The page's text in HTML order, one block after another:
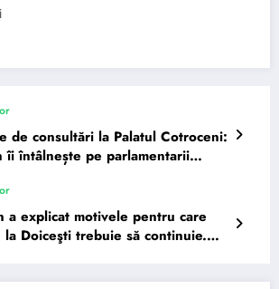
de consultări la Palatul Cotroceni:
îi întâlnește pe parlamentarii
a explicat motivele pentru care
Doiceşti trebuie să continuie.